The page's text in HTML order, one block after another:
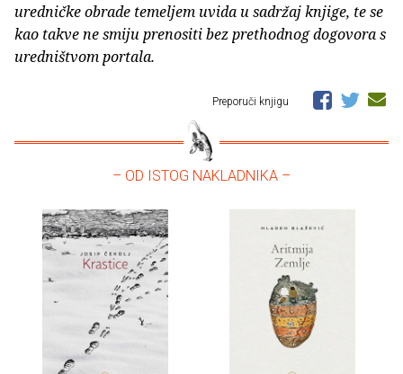
uredničke obrade temeljem uvida u sadržaj knjige, te se
kao takve ne smiju prenositi bez prethodnog dogovora s
uredništvom portala.
Preporuči knjigu
– OD ISTOG NAKLADNIKA –